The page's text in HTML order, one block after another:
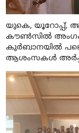
യുകെ, യൂറോപ്പ്,
കൗൺസിൽ
കുർബാനയിൽ
ആശംസകൾ